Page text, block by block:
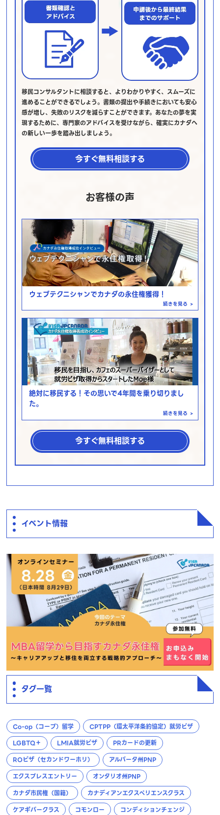
移民コンサルタントに相談すると、よりわかりやすく、スムーズに
進めることができるでしょう。書類の提出や手続きにおいても安心
感が増し、失敗のリスクを減らすことができます。あなたの夢を実
現するために、専門家のアドバイスを受けながら、確実にカナダへ
の新しい一歩を踏み出しましょう。
今すぐ無料相談する
お客様の声
ウェブテクニシャンでカナダの永住権獲得！
続きを見る >
絶対に移民する！その思いで4年間を乗り切りまし
た。
続きを見る >
今すぐ無料相談する
イベント情報
タグ一覧
Co-op（コープ）留学
CPTPP（環太平洋条約協定）就労ビザ
LGBTQ＋
LMIA就労ビザ
PRカードの更新
ROビザ（セカンドワーホリ）
アルバータ州PNP
エクスプレスエントリー
オンタリオ州PNP
カナダ市民権（国籍）
カナディアンエクスペリエンスクラス
ケアギバークラス
コモンロー
コンディションチェンジ